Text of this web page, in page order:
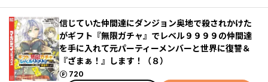
信じていた仲間達にダンジョン奥地で殺されかけた
がギフト『無限ガチャ』でレベル９９９９の仲間達
を手に入れて元パーティーメンバーと世界に復讐＆
『ざまぁ！』します！（８）
720
ポイント